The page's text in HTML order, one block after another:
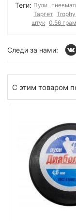
Теги: Пули
Таргет Trophy
штук 0.56
Следи за нами:
С этим товаром